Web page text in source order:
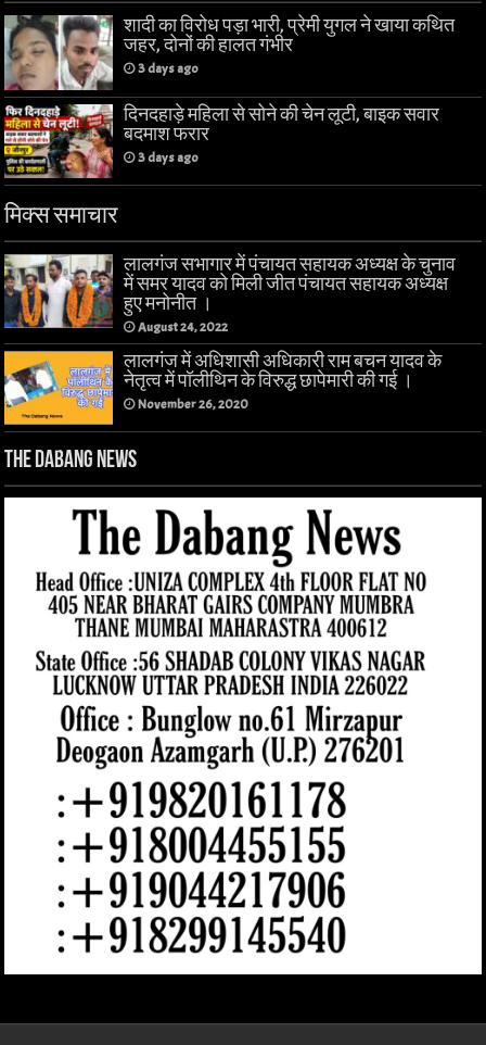
शादी का विरोध पड़ा भारी, प्रेमी युगल ने खाया कथित
जहर, दोनों की हालत गंभीर
3 days ago
दिनदहाड़े महिला से सोने की चेन लूटी, बाइक सवार
बदमाश फरार
3 days ago
मिक्स समाचार
लालगंज सभागार में पंचायत सहायक अध्यक्ष के चुनाव
में समर यादव को मिली जीत पंचायत सहायक अध्यक्ष
हुए मनोनीत ।
August 24, 2022
लालगंज में अधिशासी अधिकारी राम बचन यादव के
नेतृत्व में पॉलीथिन के विरुद्ध छापेमारी की गई ।
November 26, 2020
The Dabang News